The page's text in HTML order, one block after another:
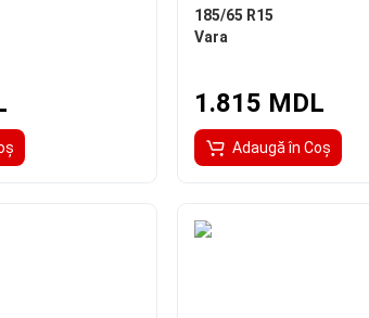
185/65 R15
Vara
1.815 MDL
Adaugă în Coş